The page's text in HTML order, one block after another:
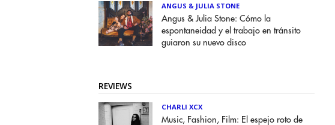
ANGUS & JULIA STONE
Angus & Julia Stone: Cómo la
espontaneidad y el trabajo en tránsito
guiaron su nuevo disco
REVIEWS
CHARLI XCX
Music, Fashion, Film: El espejo roto de